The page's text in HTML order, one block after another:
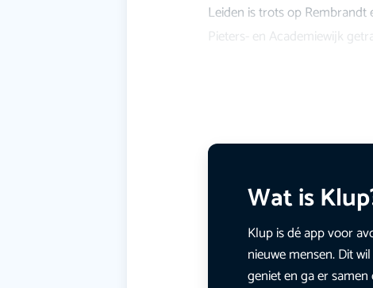
Leiden is trots op Rembrandt
Pieters- en Academiewijk
Wat is
Klup is dé app voor
nieuwe mensen. Dit
geniet en ga er samen